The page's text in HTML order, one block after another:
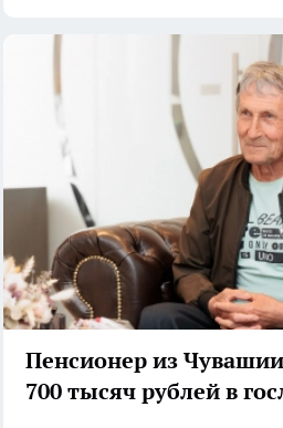
Пенсионер из
700 тысяч рублей в